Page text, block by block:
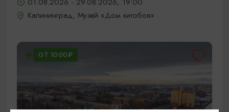
Калининград, Музей «Дом китобоя»
ОТ 1000₽